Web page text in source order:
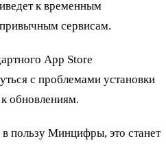
к временным
сервисам.
App Store
с проблемами установки
обновлениям.
пользу Минцифры, это станет